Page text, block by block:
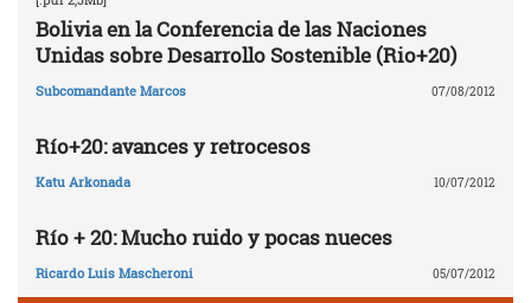
Bolivia en la Conferencia de las Naciones
Unidas sobre Desarrollo Sostenible (Rio+20)
Subcomandante Marcos 07/08/2012
Río+20: avances y retrocesos
Katu Arkonada 10/07/2012
Río + 20: Mucho ruido y pocas nueces
Ricardo Luis Mascheroni 05/07/2012